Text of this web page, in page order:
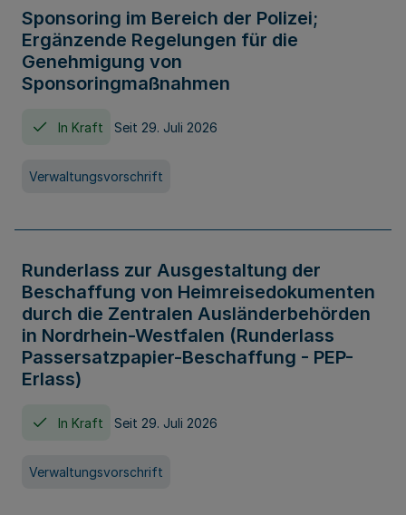
Sponsoring im Bereich der Polizei;
Ergänzende Regelungen für die
Genehmigung von
Sponsoringmaßnahmen
In Kraft Seit 29. Juli 2026
Verwaltungsvorschrift
Runderlass zur Ausgestaltung der
Beschaffung von Heimreisedokumenten
durch die Zentralen Ausländerbehörden
in Nordrhein-Westfalen (Runderlass
Passersatzpapier-Beschaffung - PEP-
Erlass)
In Kraft Seit 29. Juli 2026
Verwaltungsvorschrift